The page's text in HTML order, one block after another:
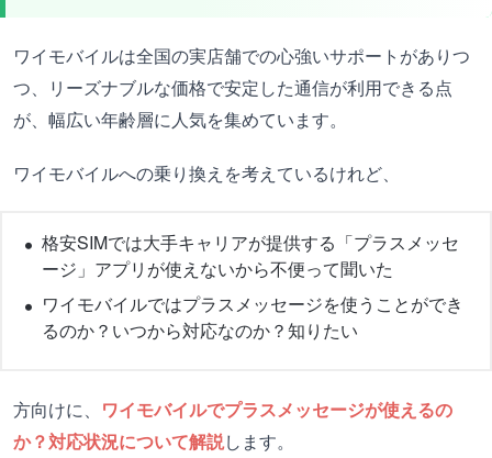
ワイモバイルは全国の実店舗での心強いサポートがありつ
つ、リーズナブルな価格で安定した通信が利用できる点
が、幅広い年齢層に人気を集めています。
ワイモバイルへの乗り換えを考えているけれど、
格安SIMでは大手キャリアが提供する「プラスメッセ
ージ」アプリが使えないから不便って聞いた
ワイモバイルではプラスメッセージを使うことができ
るのか？いつから対応なのか？知りたい
方向けに、 ワイモバイルでプラスメッセージが使えるの
か？対応状況について解説します。